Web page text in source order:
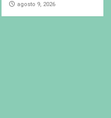
agosto 9, 2026